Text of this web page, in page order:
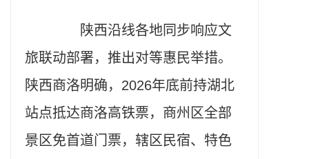
陕西沿线各地同步响应文
旅联动部署，推出对等惠民举措。
陕西商洛明确，2026年底前持湖北
站点抵达商洛高铁票，商州区全部
景区免首道门票，辖区民宿、特色